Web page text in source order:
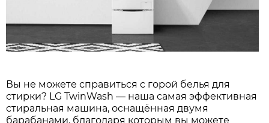
Вы не можете справиться с горой белья для
стирки? LG TwinWash — наша самая эффективная
стиральная машина, оснащённая двумя
барабанами, благодаря которым вы можете